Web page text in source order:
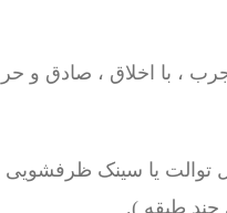
، با اخلاق ، صادق و
یا سینک ظرفشویی
چند طبقه ).